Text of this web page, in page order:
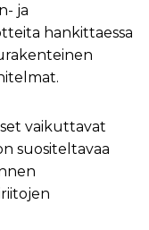
ja
hankittaessa
vaikuttavat
suositeltavaa